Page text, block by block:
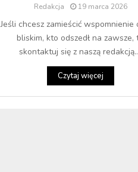
Redakcja 19 marca 2026
Jeśli chcesz zamieścić wspomnienie
bliskim, kto odszedł na zawsze,
skontaktuj się z naszą
Czytaj więcej